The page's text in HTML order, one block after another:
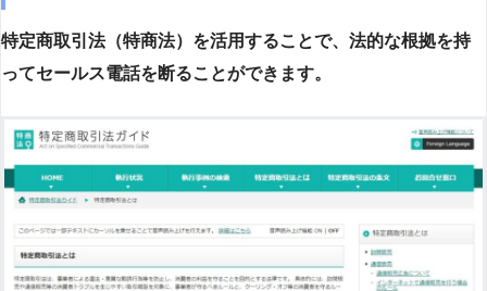
特定商取引法（特商法）を活用することで、法的な根拠を持
ってセールス電話を断ることができます。